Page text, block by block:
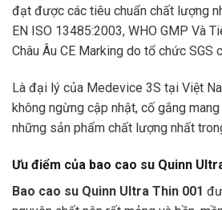
đạt được các tiêu chuẩn chất lượng
EN ISO 13485:2003, WHO GMP Và
Châu Âu CE Marking do tổ chức SGS
Là đại lý của Medevice 3S tại Việt
không ngừng cập nhật, cố gắng
những sản phẩm chất lượng nhất
Ưu điểm của bao cao su Quinn
Bao cao su Quinn Ultra Thin 001